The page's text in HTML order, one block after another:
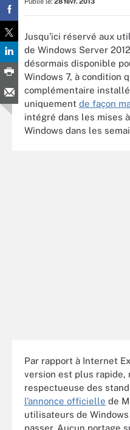
Jusqu’ici réservé aux
de Windows Server
désormais disponible
Windows 7, à condition
complémentaire
uniquement de façon
intégré dans les mises
Windows dans les
Par rapport à Internet
version est plus rapide,
respectueuse des
l’annonce officielle de
utilisateurs de Windows
passer. Aucun portage